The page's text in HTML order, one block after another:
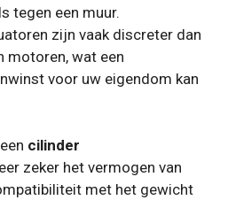
tegen een muur.
zijn vaak discreter dan
motoren, wat een
voor uw eigendom kan
cilinder
zeker het vermogen van
met het gewicht